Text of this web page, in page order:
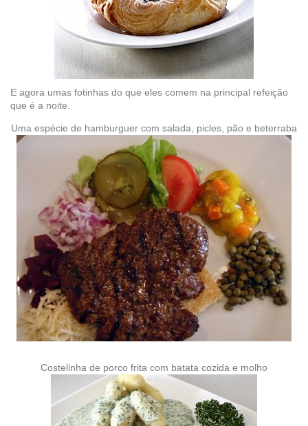
E agora umas fotinhas do que eles comem na principal refeição
que é a noite.
Uma espécie de hamburguer com salada, picles, pão e beterraba
Costelinha de porco frita com batata cozida e molho